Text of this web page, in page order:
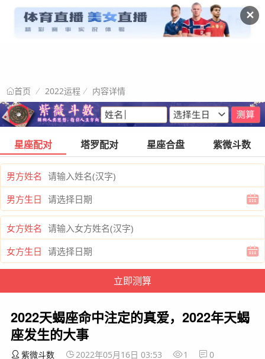
✕
首页 2022运程 内容详情
星座配对 塔罗配对 星座合盘 紫微斗数
男方姓名
男方生日
女方姓名
女方生日
2022天蝎座命中注定的真爱，2022年天蝎
座发生的大事
紫微斗数 2022年05月16日 03:53 1 0